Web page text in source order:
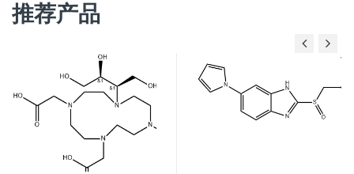
推荐产品